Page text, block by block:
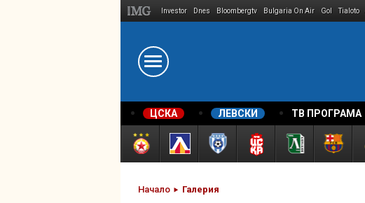
Investor Dnes Bloombergtv Bulgaria On Air Gol Tialoto
ЦСКА ЛЕВСКИ ТВ ПРОГРАМА
Начало Галерия